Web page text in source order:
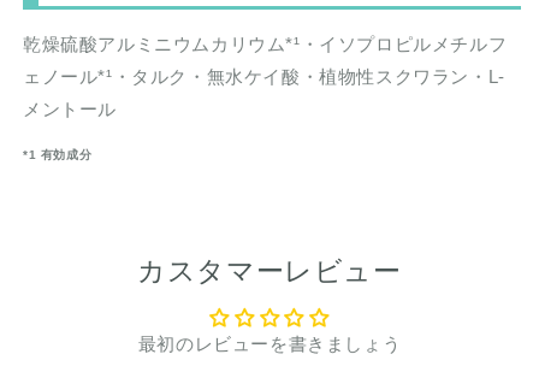
乾燥硫酸アルミニウムカリウム*¹・イソプロピルメチルフ
ェノール*¹・タルク・無水ケイ酸・植物性スクワラン・L-
メントール
*1 有効成分
カスタマーレビュー
最初のレビューを書きましょう